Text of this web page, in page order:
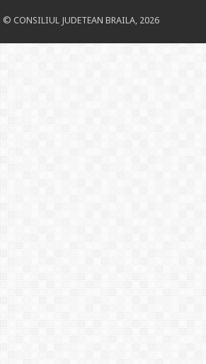
© CONSILIUL JUDETEAN BRAILA, 2026